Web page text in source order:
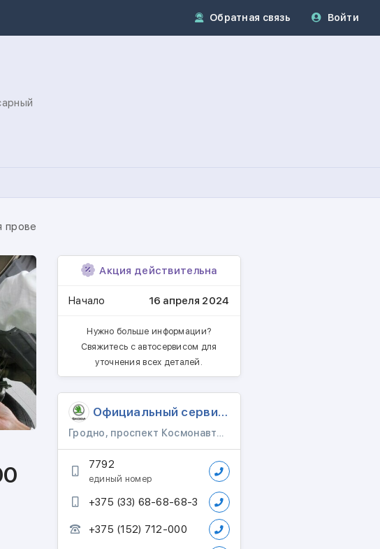
Обратная связь Войти
проверка ходовой С 18:00 ДО 20:00 от 14,74 руб.
Акция действительна
Начало 16 апреля 2024
Нужно больше информации?
Свяжитесь с автосервисом для
уточнения всех деталей.
Официальный сервис Шкода
Гродно, проспект Космонавтов 68
7792
единый номер
+375 (33) 68-68-68-3
+375 (152) 712-000